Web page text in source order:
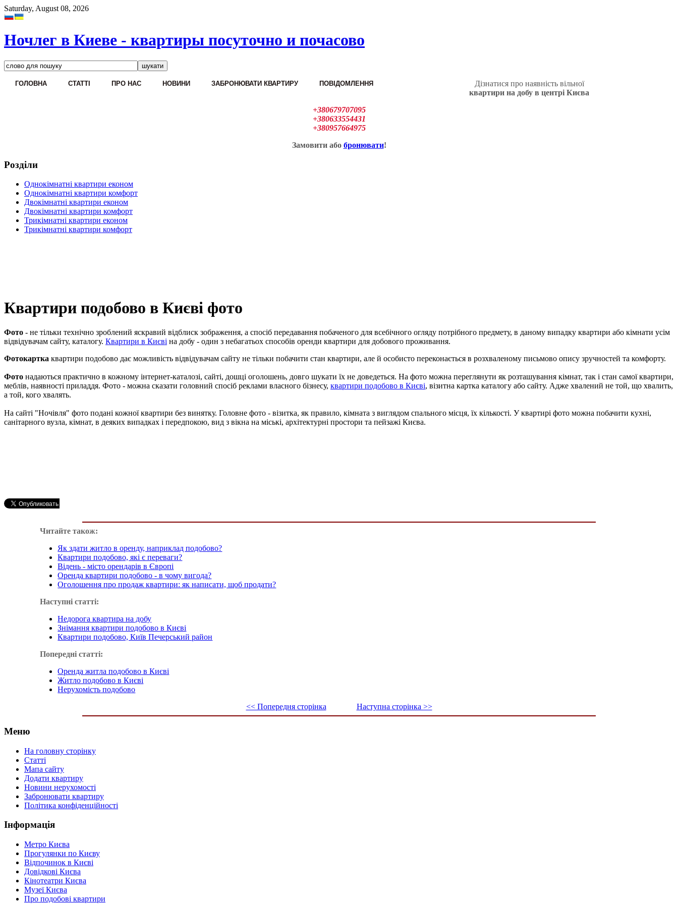
Saturday, August 08, 2026
Ночлег в Киеве - квартиры посуточно и почасово
ГОЛОВНА CТАТТІ ПРО НАС НОВИНИ ЗАБРОНЮВАТИ КВАРТИРУ ПОВІДОМЛЕННЯ
Дізнатися про наявність вільної
квартири на добу в центрі Києва
+380679707095
+380633554431
+380957664975
Замовити або бронювати!
Розділи
Однокімнатні квартири економ
Однокімнатні квартири комфорт
Двокімнатні квартири економ
Двокімнатні квартири комфорт
Трикімнатні квартири економ
Трикімнатні квартири комфорт
Квартири подобово в Києві фото
Фото - не тільки технічно зроблений яскравий відблиск зображення, а спосіб передавання побаченого для всебічного огляду потрібного предмету, в даному випадку квартири або кімнати усім
відвідувачам сайту, каталогу. Квартири в Києві на добу - один з небагатьох способів оренди квартири для добового проживання.
Фотокартка квартири подобово дає можливість відвідувачам сайту не тільки побачити стан квартири, але й особисто переконається в розхваленому письмово опису зручностей та комфорту.
Фото надаються практично в кожному інтернет-каталозі, сайті, дошці оголошень, довго шукати їх не доведеться. На фото можна переглянути як розташування кімнат, так і стан самої квартири,
меблів, наявності приладдя. Фото - можна сказати головний спосіб реклами власного бізнесу, квартири подобово в Києві, візитна картка каталогу або сайту. Адже хвалений не той, що хвалить,
а той, кого хвалять.
На сайті "Ночівля" фото подані кожної квартири без винятку. Головне фото - візитка, як правило, кімната з виглядом спального місця, їх кількості. У квартирі фото можна побачити кухні,
санітарного вузла, кімнат, в деяких випадках і передпокою, вид з вікна на міські, архітектурні простори та пейзажі Києва.
Читайте також:
Як здати житло в оренду, наприклад подобово?
Квартири подобово, які є переваги?
Відень - місто орендарів в Європі
Оренда квартири подобово - в чому вигода?
Оголошення про продаж квартири: як написати, щоб продати?
Наступні статті:
Недорога квартира на добу
Знімання квартири подобово в Києві
Квартири подобово, Київ Печерський район
Попередні статті:
Оренда житла подобово в Києві
Житло подобово в Києві
Нерухомість подобово
<< Попередня сторінка
Наступна сторінка >>
Меню
На головну сторінку
Статті
Мапа сайту
Додати квартиру
Новини нерухомості
Забронювати квартиру
Політика конфіденційності
Інформація
Метро Києва
Прогулянки по Києву
Відпочинок в Києві
Довідкові Києва
Кінотеатри Києва
Музеї Києва
Про подобові квартири